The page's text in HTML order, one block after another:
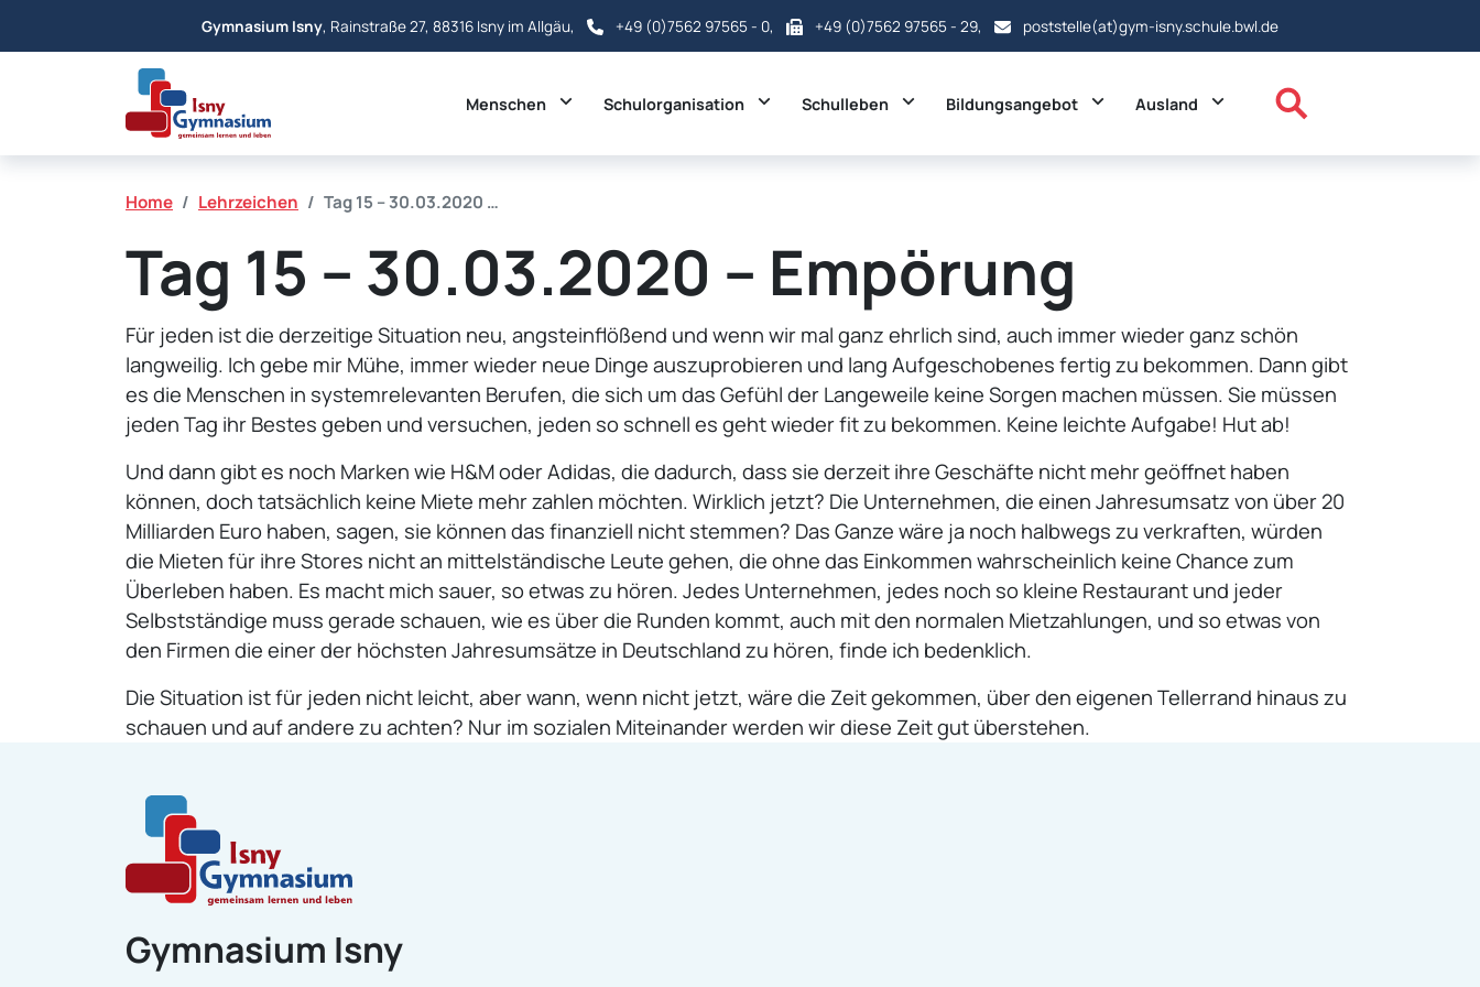
Gymnasium Isny, Rainstraße 27, 88316 Isny im Allgäu, +49 (0)7562 97565 - 0, +49 (0)7562 97565 - 29, poststelle(at)gym-isny.schule.bwl.de
Menschen Toggle Dropdown
Schulorganisation Toggle Dropdown
Schulleben Toggle Dropdown
Bildungsangebot Toggle Dropdown
Ausland Toggle Dropdown
Home Lehrzeichen Tag 15 – 30.03.2020 …
Tag 15 – 30.03.2020 – Empörung
Für jeden ist die derzeitige Situation neu, angsteinflößend und wenn wir mal ganz ehrlich sind, auch immer wieder ganz schön
langweilig. Ich gebe mir Mühe, immer wieder neue Dinge auszuprobieren und lang Aufgeschobenes fertig zu bekommen. Dann gibt
es die Menschen in systemrelevanten Berufen, die sich um das Gefühl der Langeweile keine Sorgen machen müssen. Sie müssen
jeden Tag ihr Bestes geben und versuchen, jeden so schnell es geht wieder fit zu bekommen. Keine leichte Aufgabe! Hut ab!
Und dann gibt es noch Marken wie H&M oder Adidas, die dadurch, dass sie derzeit ihre Geschäfte nicht mehr geöffnet haben
können, doch tatsächlich keine Miete mehr zahlen möchten. Wirklich jetzt? Die Unternehmen, die einen Jahresumsatz von über 20
Milliarden Euro haben, sagen, sie können das finanziell nicht stemmen? Das Ganze wäre ja noch halbwegs zu verkraften, würden
die Mieten für ihre Stores nicht an mittelständische Leute gehen, die ohne das Einkommen wahrscheinlich keine Chance zum
Überleben haben. Es macht mich sauer, so etwas zu hören. Jedes Unternehmen, jedes noch so kleine Restaurant und jeder
Selbstständige muss gerade schauen, wie es über die Runden kommt, auch mit den normalen Mietzahlungen, und so etwas von
den Firmen die einer der höchsten Jahresumsätze in Deutschland zu hören, finde ich bedenklich.
Die Situation ist für jeden nicht leicht, aber wann, wenn nicht jetzt, wäre die Zeit gekommen, über den eigenen Tellerrand hinaus zu
schauen und auf andere zu achten? Nur im sozialen Miteinander werden wir diese Zeit gut überstehen.
Gymnasium Isny